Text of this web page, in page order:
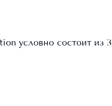
условно состоит из 3